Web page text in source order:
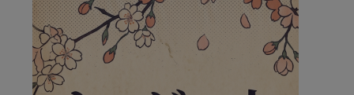
🔴 EXCLUSIVA | El comisario
de la …